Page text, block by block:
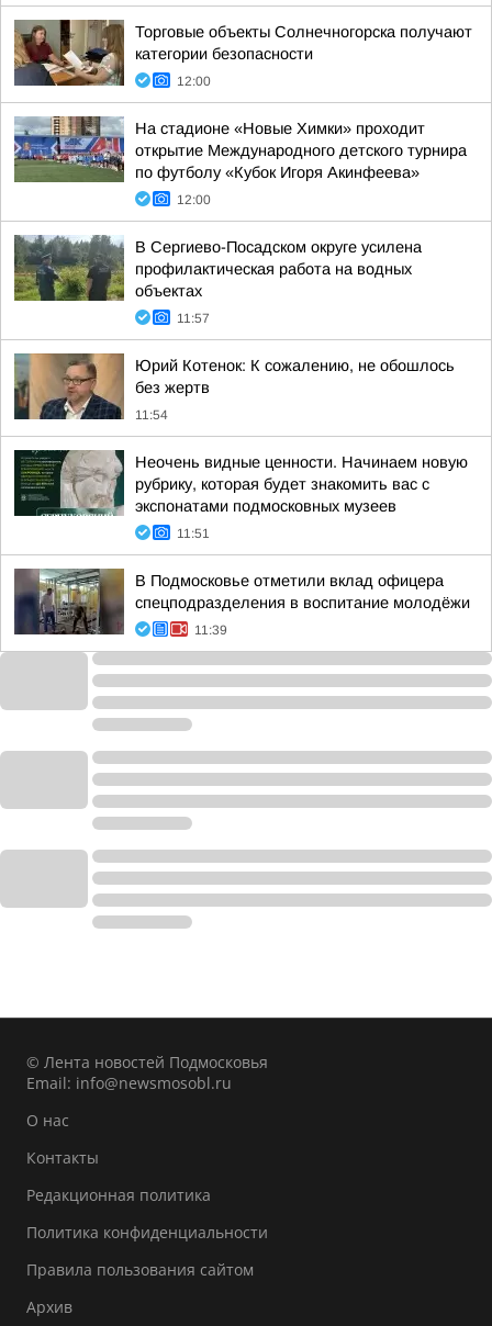
Торговые объекты Солнечногорска получают
категории безопасности
12:00
На стадионе «Новые Химки» проходит
открытие Международного детского турнира
по футболу «Кубок Игоря Акинфеева»
12:00
В Сергиево-Посадском округе усилена
профилактическая работа на водных
объектах
11:57
Юрий Котенок: К сожалению, не обошлось
без жертв
11:54
Неочень видные ценности. Начинаем новую
рубрику, которая будет знакомить вас с
экспонатами подмосковных музеев
11:51
В Подмосковье отметили вклад офицера
спецподразделения в воспитание молодёжи
11:39
© Лента новостей Подмосковья
Email: info@newsmosobl.ru
О нас
Контакты
Редакционная политика
Политика конфиденциальности
Правила пользования сайтом
Архив